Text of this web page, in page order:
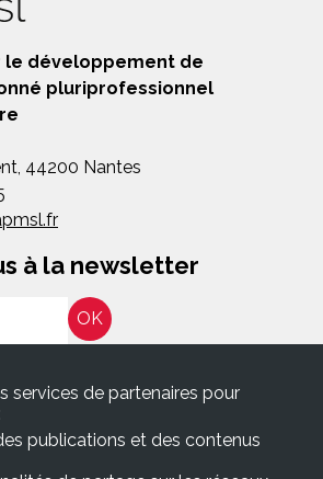
le développement de
pluriprofessionnel
44200 Nantes
à la newsletter
j’accepte que les informations
pour les finalités décrites dans la page
services de partenaires pour
publications et des contenus